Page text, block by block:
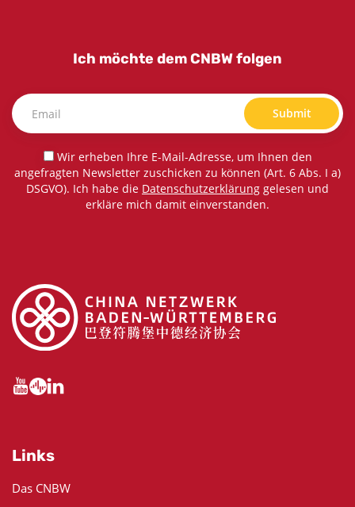
Ich möchte dem CNBW folgen
Submit
Wir erheben Ihre E-Mail-Adresse, um Ihnen den
angefragten Newsletter zuschicken zu können (Art. 6 Abs. I a)
DSGVO). Ich habe die Datenschutzerklärung gelesen und
erkläre mich damit einverstanden.
Links
Das CNBW